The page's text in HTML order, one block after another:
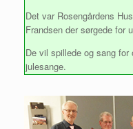
Det var Rosengårdens
Frandsen der sørgede for
De vil spillede og sang
julesange.